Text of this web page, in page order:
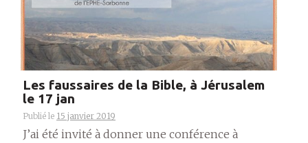
Les faussaires de la Bible, à Jérusalem
le 17 jan
Publié le 15 janvier 2019
J’ai été invité à donner une conférence à